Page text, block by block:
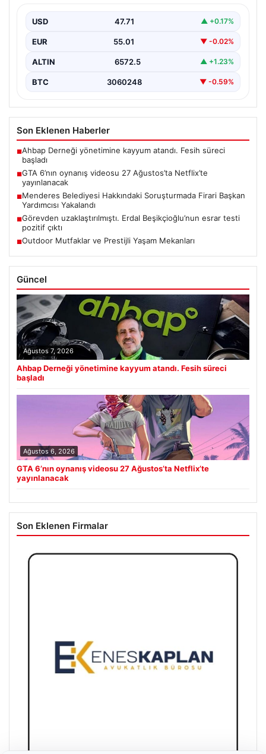
Ağustos’ta Netflix’te Yayınlanacak”, “content”: “ Güçlü
beklentilerin…
USD 47.71 ▲ +0.17%
EUR 55.01 ▼ -0.02%
ALTIN 6572.5 ▲ +1.23%
BTC 3060248 ▼ -0.59%
Son Eklenen Haberler
■Ahbap Derneği yönetimine kayyum atandı. Fesih süreci
başladı
■GTA 6’nın oynanış videosu 27 Ağustos’ta Netflix’te
yayınlanacak
■Menderes Belediyesi Hakkındaki Soruşturmada Firari Başkan
Yardımcısı Yakalandı
■Görevden uzaklaştırılmıştı. Erdal Beşikçioğlu’nun esrar testi
pozitif çıktı
■Outdoor Mutfaklar ve Prestijli Yaşam Mekanları
Güncel
Ağustos 7, 2026
Ahbap Derneği yönetimine kayyum atandı. Fesih süreci
başladı
Ağustos 6, 2026
GTA 6’nın oynanış videosu 27 Ağustos’ta Netflix’te
yayınlanacak
Son Eklenen Firmalar